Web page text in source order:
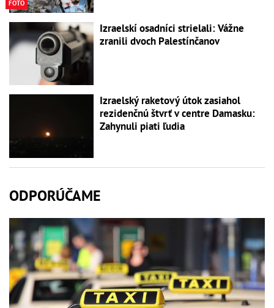
FOTO
Izraelskí osadníci strielali: Vážne
zranili dvoch Palestínčanov
Izraelský raketový útok zasiahol
rezidenčnú štvrť v centre Damasku:
Zahynuli piati ľudia
ODPORÚČAME